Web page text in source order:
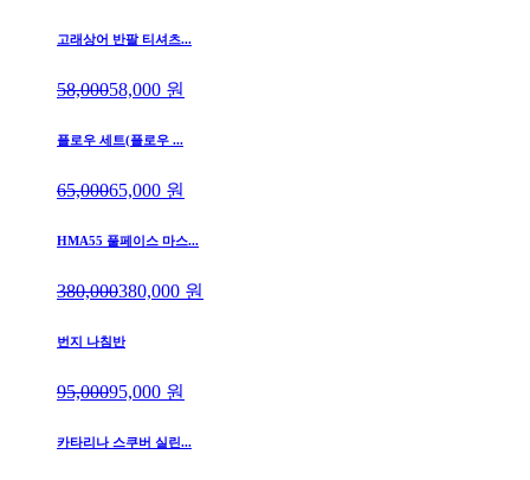
고래상어 반팔 티셔츠...
58,00058,000 원
플로우 세트(플로우 ...
65,00065,000 원
HMA55 풀페이스 마스...
380,000380,000 원
번지 나침반
95,00095,000 원
카타리나 스쿠버 실린...